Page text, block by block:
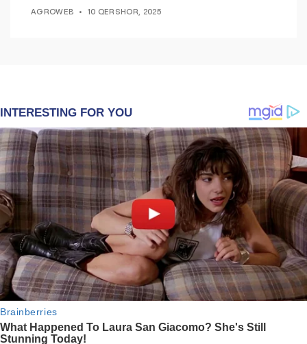
AGROWEB 10 QERSHOR, 2025